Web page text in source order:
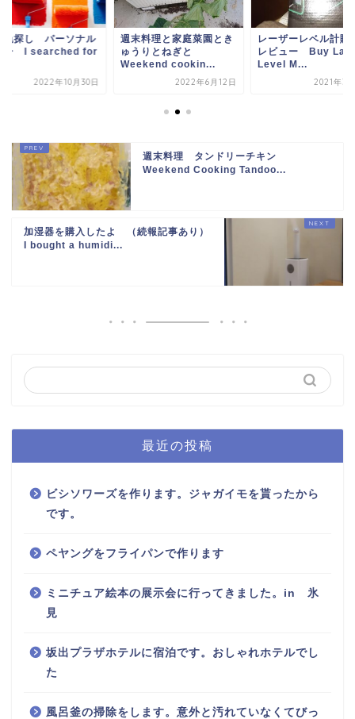
色探し パーソナル
ー I searched for
2022年10月30日
週末料理と家庭菜園とき
ゅうりとねぎと
Weekend cookin...
2022年6月12日
レーザーレベル計
レビュー Buy
Level M...
2021年3
週末料理 タンドリーチキン
Weekend Cooking Tandoo...
加湿器を購入したよ （続報記事あり）
I bought a humidi...
最近の投稿
ビシソワーズを作ります。ジャガイモを貰ったから
です。
ペヤングをフライパンで作ります
ミニチュア絵本の展示会に行ってきました。in 氷
見
坂出プラザホテルに宿泊です。おしゃれホテルでし
た
風呂釜の掃除をします。意外と汚れていなくてびっ